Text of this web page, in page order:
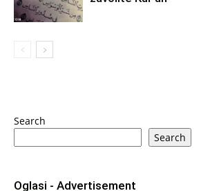
Search
Search
Oglasi - Advertisement